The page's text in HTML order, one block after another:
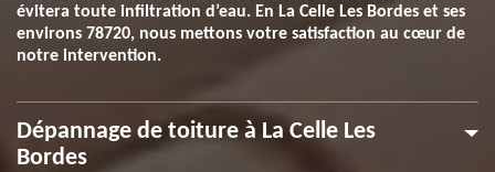
évitera toute infiltration d’eau. En La Celle Les Bordes et ses
environs 78720, nous mettons votre satisfaction au cœur de
notre intervention.
Dépannage de toiture à La Celle Les
Bordes